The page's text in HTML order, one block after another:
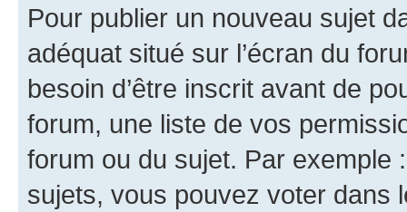
Pour publier un nouveau sujet
adéquat situé sur l’écran du
besoin d’être inscrit avant de
forum, une liste de vos
forum ou du sujet. Par exemple
sujets, vous pouvez voter dans